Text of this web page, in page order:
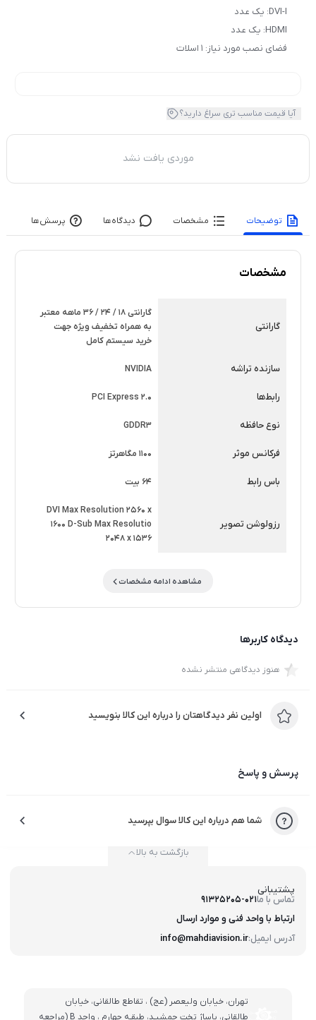
DVI-I: یک عدد
HDMI: یک عدد
فضای نصب مورد نیاز: 1 اسلات
آیا قیمت مناسب تری سراغ دارید؟
موردی یافت نشد
توضیحات مشخصات دیدگاه‌ها پرسش‌ها
مشخصات
گارانتی
گارانتی 18 / 24 / 36 ماهه معتبر
به همراه تخفیف ویژه جهت
خرید سیستم کامل
سازنده تراشه NVIDIA
رابط‌ها PCI Express 2.0
نوع حافظه GDDR3
فرکانس موثر 1100 مگاهرتز
باس رابط 64 بیت
رزولوشن تصویر
DVI Max Resolution 2560 x
1600 D-Sub Max Resolutio
2048 x 1536
مشاهده ادامه مشخصات
دیدگاه کاربرها
هنوز دیدگاهی منتشر نشده
اولین نفر دیدگاهتان را درباره این کالا بنویسید
پرسش و پاسخ
شما هم درباره این کالا سوال بپرسید
پشتیبانی
تماس با ما91325205-021
آدرس ایمیل:info@mahdiavision.ir
ارتباط با واحد فنی و موارد ارسال
بازگشت به بالا
تهران، خيابان وليعصر (عج) ، تقاطع طالقانی، خيابان
طالقانی، پاساژ تخت جمشيـد، طبقـه چهارم ، واحد B (مراجعه